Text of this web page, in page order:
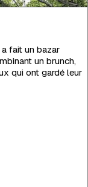
a fait un bazar
un brunch,
qui ont gardé leur